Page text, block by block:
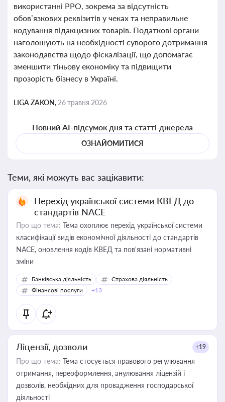
використанні РРО, зокрема за відсутність
обов’язкових реквізитів у чеках та неправильне
кодування підакцизних товарів. Податкові органи
наголошують на необхідності суворого дотримання
законодавства щодо фіскалізації, що допомагає
зменшити тіньову економіку та підвищити
прозорість бізнесу в Україні.
LIGA ZAKON, 26 травня 2026
Повний AI-підсумок дня та статті-джерела
ОЗНАЙОМИТИСЯ
Теми, які можуть вас зацікавити:
Перехід української системи КВЕД до
стандартів NACE
Про що тема: Тема охоплює перехід української системи
класифікації видів економічної діяльності до стандартів
NACE, оновлення кодів КВЕД та пов'язані нормативні
зміни
Банківська діяльність
Страхова діяльність
Фінансові послуги
+13
Ліцензії, дозволи +19
Про що тема: Тема стосується правового регулювання
отримання, переоформлення, анулювання ліцензій і
дозволів, необхідних для провадження господарської
діяльності